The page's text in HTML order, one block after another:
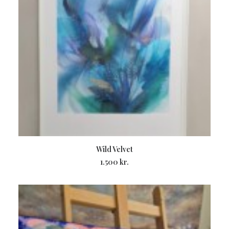
TILFØJ TIL KURV
Wild Velvet
1.500 kr.